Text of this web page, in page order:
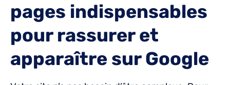
pages indispensables
pour rassurer et
apparaître sur Google